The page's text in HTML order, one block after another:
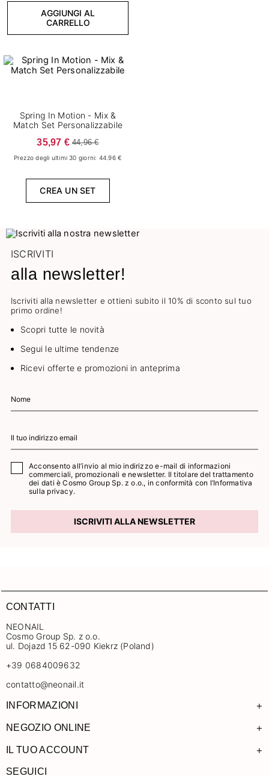
AGGIUNGI AL
CARRELLO
Spring In Motion - Mix &
Match Set Personalizzabile
35,97 € 44,96 €
Prezzo degli ultimi 30 giorni: 44.96 €
CREA UN SET
ISCRIVITI
alla newsletter!
Iscriviti alla newsletter e ottieni subito il 10% di sconto sul tuo
primo ordine!
Scopri tutte le novità
Segui le ultime tendenze
Ricevi offerte e promozioni in anteprima
Acconsento all’invio al mio indirizzo e-mail di informazioni
commerciali, promozionali e newsletter. Il titolare del trattamento
dei dati è Cosmo Group Sp. z o.o., in conformità con l’Informativa
sulla privacy.
ISCRIVITI ALLA NEWSLETTER
CONTATTI
NEONAIL
Cosmo Group Sp. z o.o.
ul. Dojazd 15 62-090 Kiekrz (Poland)
+39 0684009632
contatto@neonail.it
INFORMAZIONI +
NEGOZIO ONLINE +
IL TUO ACCOUNT +
SEGUICI